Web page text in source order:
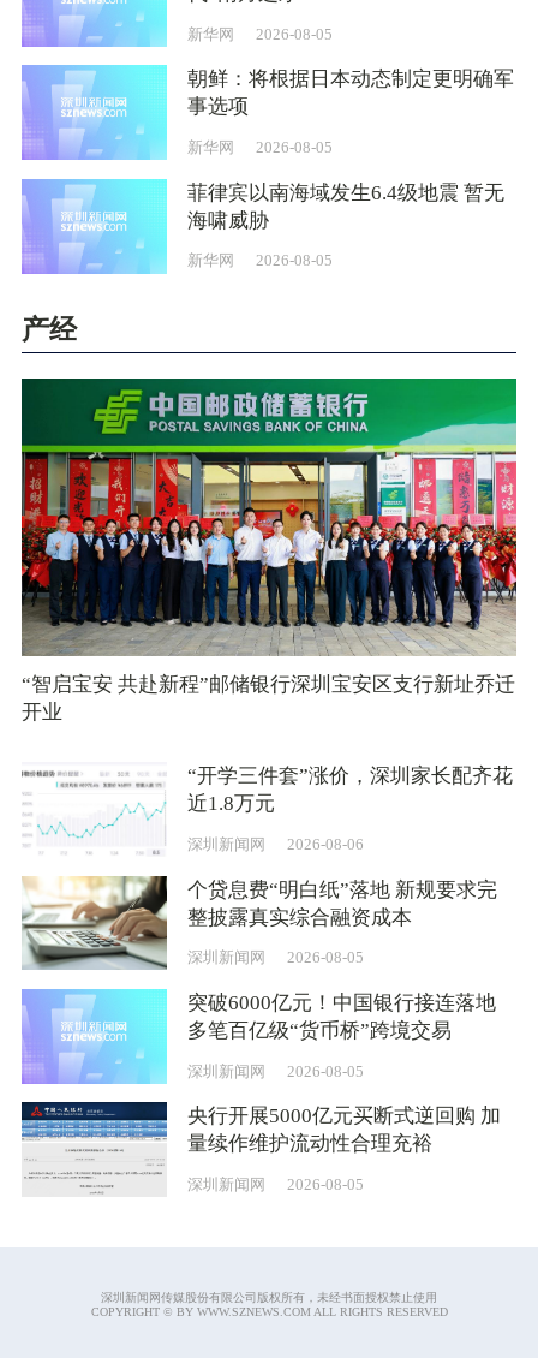
新华网 2026-08-05
朝鲜：将根据日本动态制定更明确军
事选项
新华网 2026-08-05
菲律宾以南海域发生6.4级地震 暂无
海啸威胁
新华网 2026-08-05
产经
“智启宝安 共赴新程”邮储银行深圳宝安区支行新址乔迁
开业
“开学三件套”涨价，深圳家长配齐花
近1.8万元
深圳新闻网 2026-08-06
个贷息费“明白纸”落地 新规要求完
整披露真实综合融资成本
深圳新闻网 2026-08-05
突破6000亿元！中国银行接连落地
多笔百亿级“货币桥”跨境交易
深圳新闻网 2026-08-05
央行开展5000亿元买断式逆回购 加
量续作维护流动性合理充裕
深圳新闻网 2026-08-05
深圳新闻网传媒股份有限公司版权所有，未经书面授权禁止使用
COPYRIGHT © BY WWW.SZNEWS.COM ALL RIGHTS RESERVED